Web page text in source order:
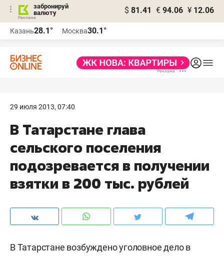
забронируй
валюту
$ 81.41 € 94.06 ¥ 12.06
Казань28.1° Москва30.1°
29 июля 2013, 07:40
В Татарстане глава
сельского поселения
подозревается в получении
взятки в 200 тыс. рублей
В Татарстане возбуждено уголовное дело в